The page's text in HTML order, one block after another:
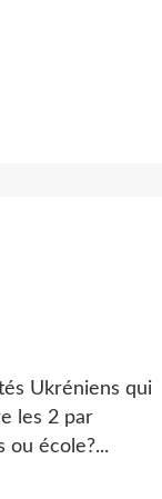
Ukréniens qui
les 2 par
ou école?...